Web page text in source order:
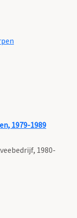
1979-1989
1980-